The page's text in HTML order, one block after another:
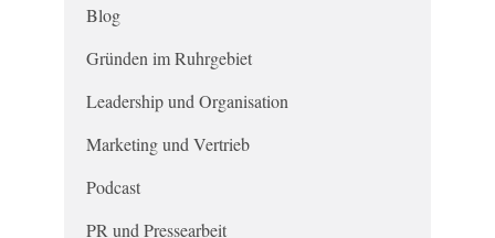
Blog
Gründen im Ruhrgebiet
Leadership und Organisation
Marketing und Vertrieb
Podcast
PR und Pressearbeit